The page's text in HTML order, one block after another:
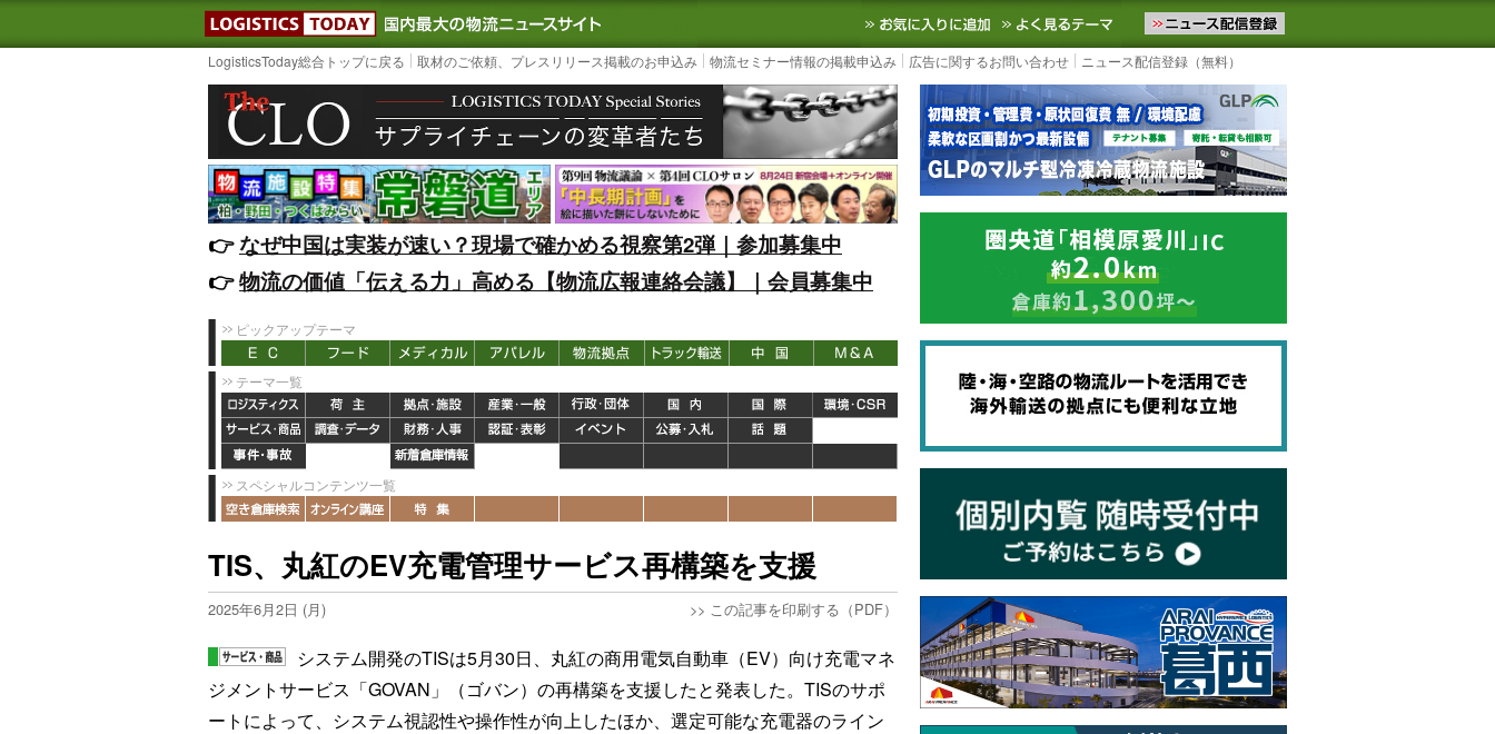
LOGISTICS TODAY｜国内最大の物流ニュースサイト3PL, SCMなど国内外の最新の物流ニュースをお届けします。物流ニュースメール配信を登録す
お気に入りに追加 よく見るテーマ
LogisticsToday総合トップに戻る 取材のご依頼、プレスリリース掲載のお申込み 物流セミナー情報の掲載申込み 広告に関するお問い合わせ ニュース配信登録（無料）
👉️なぜ中国は実装が速い？現場で確かめる視察第2弾｜参加募集中
👉️物流の価値「伝える力」高める【物流広報連絡会議】｜会員募集中
ピックアップテーマ
テーマ一覧
スペシャルコンテンツ一覧
TIS、丸紅のEV充電管理サービス再構築を支援
2025年6月2日 (月) >> この記事を印刷する（PDF）
システム開発のTISは5月30日、丸紅の商用電気自動車（EV）向け充電マネ
ジメントサービス「GOVAN」（ゴバン）の再構築を支援したと発表した。TISのサポ
ートによって、システム視認性や操作性が向上したほか、選定可能な充電器のライン